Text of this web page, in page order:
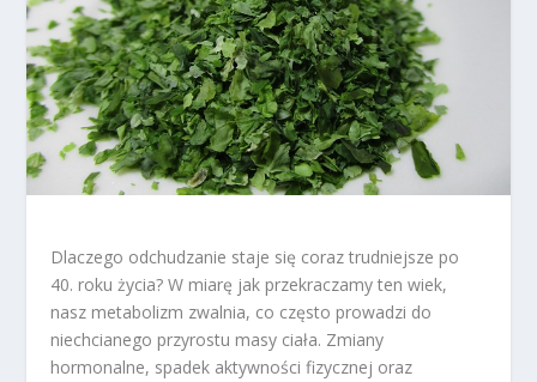
Dlaczego odchudzanie staje się coraz trudniejsze po
40. roku życia? W miarę jak przekraczamy ten wiek,
nasz metabolizm zwalnia, co często prowadzi do
niechcianego przyrostu masy ciała. Zmiany
hormonalne, spadek aktywności fizycznej oraz